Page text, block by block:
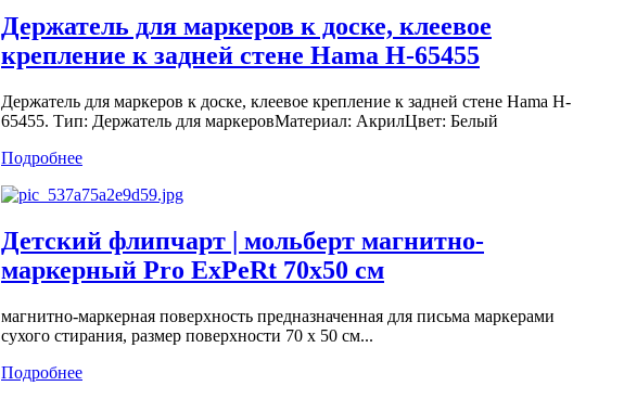
Держатель для маркеров к доске, клеевое
крепление к задней стене Hama H-65455
Держатель для маркеров к доске, клеевое крепление к задней стене Hama H-
65455. Тип: Держатель для маркеровМатериал: АкрилЦвет: Белый
Подробнее
Детский флипчарт | мольберт магнитно-
маркерный Pro ExPeRt 70x50 см
магнитно-маркерная поверхность предназначенная для письма маркерами
сухого стирания, размер поверхности 70 х 50 см...
Подробнее